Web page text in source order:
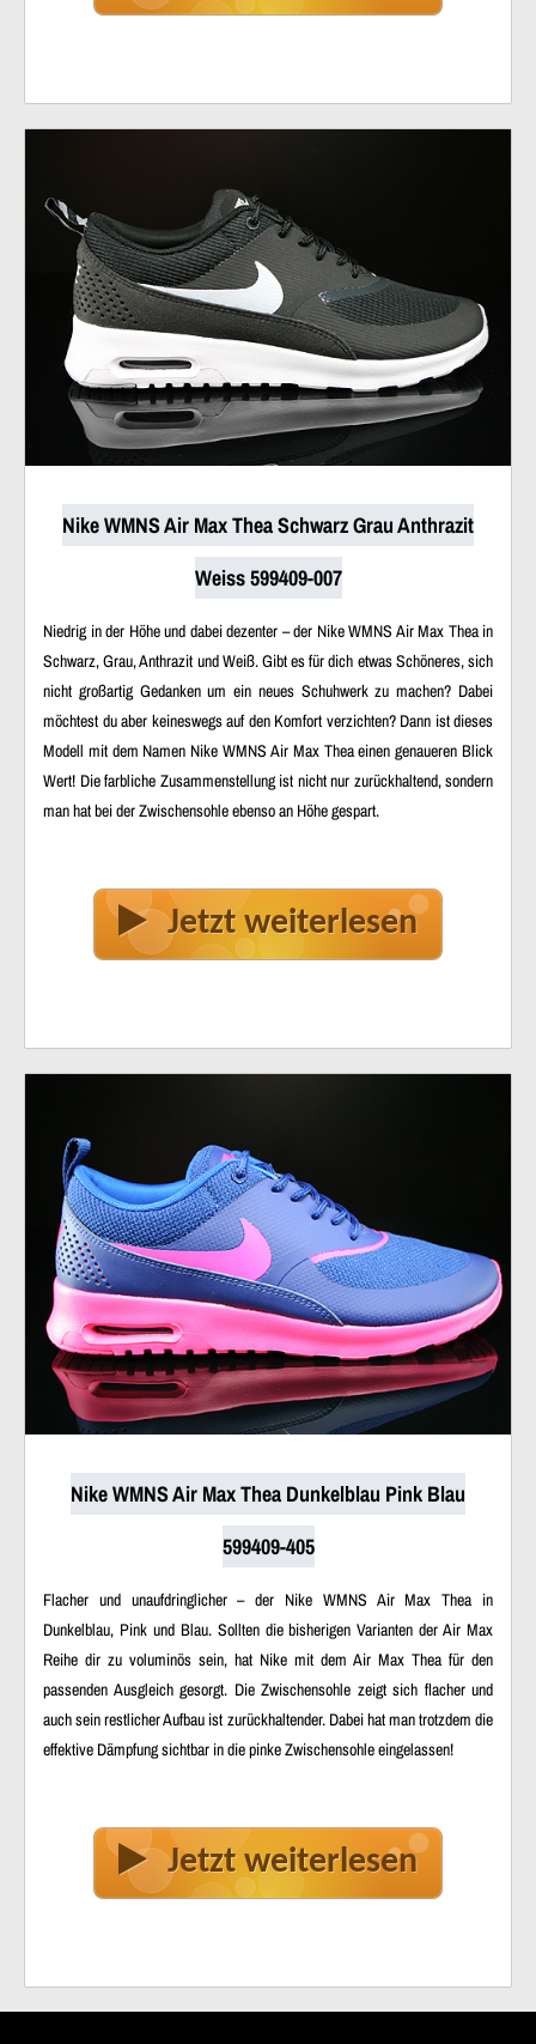
Nike WMNS Air Max Thea Schwarz Grau Anthrazit
Weiss 599409-007
Niedrig in der Höhe und dabei dezenter – der Nike WMNS Air Max Thea in
Schwarz, Grau, Anthrazit und Weiß. Gibt es für dich etwas Schöneres, sich
nicht großartig Gedanken um ein neues Schuhwerk zu machen? Dabei
möchtest du aber keineswegs auf den Komfort verzichten? Dann ist dieses
Modell mit dem Namen Nike WMNS Air Max Thea einen genaueren Blick
Wert! Die farbliche Zusammenstellung ist nicht nur zurückhaltend, sondern
man hat bei der Zwischensohle ebenso an Höhe gespart.
Jetzt weiterlesen
Nike WMNS Air Max Thea Dunkelblau Pink Blau
599409-405
Flacher und unaufdringlicher – der Nike WMNS Air Max Thea in
Dunkelblau, Pink und Blau. Sollten die bisherigen Varianten der Air Max
Reihe dir zu voluminös sein, hat Nike mit dem Air Max Thea für den
passenden Ausgleich gesorgt. Die Zwischensohle zeigt sich flacher und
auch sein restlicher Aufbau ist zurückhaltender. Dabei hat man trotzdem die
effektive Dämpfung sichtbar in die pinke Zwischensohle eingelassen!
Jetzt weiterlesen